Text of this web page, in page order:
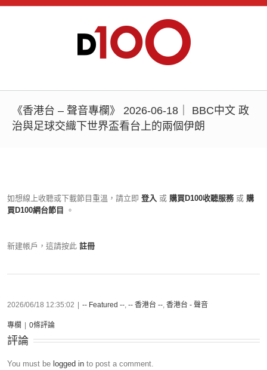
《香港台 – 聲音專欄》 2026-06-18｜ BBC中文 政
治與足球交織下世界盃看台上的兩個伊朗
如想線上收聽或下載節目重溫，請立即 登入 或 購買D100收聽服務 或 購
買D100網台節目
。
新建帳戶，這請按此 註冊
2026/06/18 12:35:02 -- Featured --, -- 香港台 --, 香港台 - 聲音
專欄 0條評論
評論
You must be logged in to post a comment.